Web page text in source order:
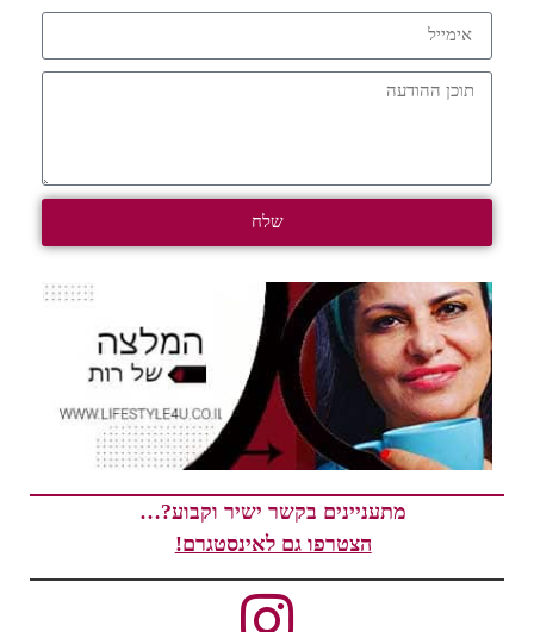
שלח
מתעניינים בקשר ישיר וקבוע?…
הצטרפו גם לאינסטגרם!